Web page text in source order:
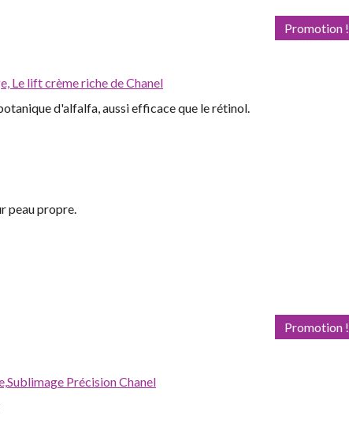
Promotion !
Le lift crème riche de Chanel
d'alfalfa, aussi efficace que le rétinol.
peau propre.
Promotion !
Sublimage Précision Chanel